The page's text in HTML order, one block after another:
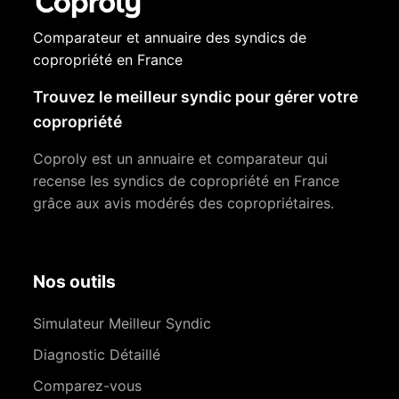
Comparateur et annuaire des syndics de
copropriété en France
Trouvez le meilleur syndic pour gérer votre
copropriété
Coproly est un annuaire et comparateur qui
recense les syndics de copropriété en France
grâce aux avis modérés des copropriétaires.
Nos outils
Simulateur Meilleur Syndic
Diagnostic Détaillé
Comparez-vous